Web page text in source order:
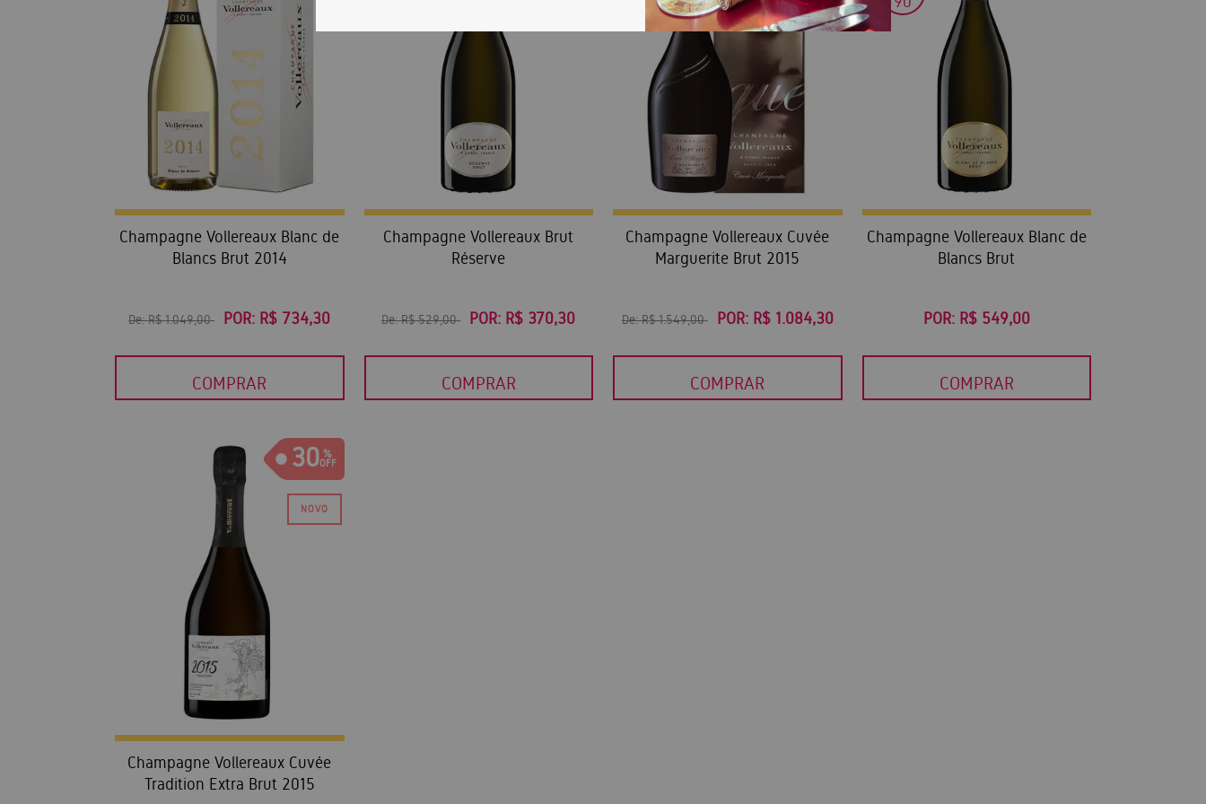
Champagne Vollereaux Blanc de
Blancs Brut 2014
De:R$ 1.049,00 POR: R$ 734,30
COMPRAR
Champagne Vollereaux Brut
Réserve
De:R$ 529,00 POR: R$ 370,30
COMPRAR
Champagne Vollereaux Cuvée
Marguerite Brut 2015
De:R$ 1.549,00 POR: R$ 1.084,30
COMPRAR
Champagne Vollereaux Blanc de
Blancs Brut
POR: R$ 549,00
COMPRAR
30
Champagne Vollereaux Cuvée
Tradition Extra Brut 2015